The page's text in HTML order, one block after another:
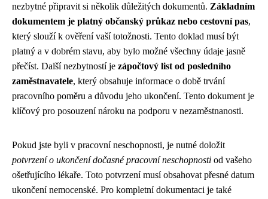
nezbytné připravit si několik důležitých dokumentů. Základním
dokumentem je platný občanský průkaz nebo cestovní pas,
který slouží k ověření vaší totožnosti. Tento doklad musí být
platný a v dobrém stavu, aby bylo možné všechny údaje jasně
přečíst. Další nezbytností je zápočtový list od posledního
zaměstnavatele, který obsahuje informace o době trvání
pracovního poměru a důvodu jeho ukončení. Tento dokument je
klíčový pro posouzení nároku na podporu v nezaměstnanosti.
Pokud jste byli v pracovní neschopnosti, je nutné doložit
potvrzení o ukončení dočasné pracovní neschopnosti od vašeho
ošetřujícího lékaře. Toto potvrzení musí obsahovat přesné datum
ukončení nemocenské. Pro kompletní dokumentaci je také